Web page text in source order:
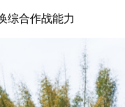
合作战能力